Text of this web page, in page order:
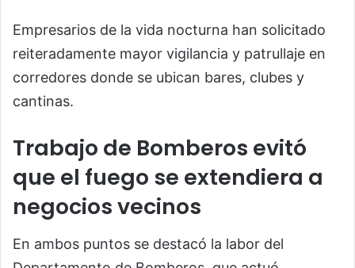
Empresarios de la vida nocturna han solicitado
reiteradamente mayor vigilancia y patrullaje en
corredores donde se ubican bares, clubes y
cantinas.
Trabajo de Bomberos evitó
que el fuego se extendiera a
negocios vecinos
En ambos puntos se destacó la labor del